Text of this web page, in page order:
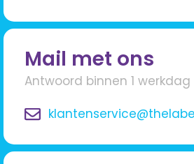
Mail met ons
Antwoord binnen 1 werkdag